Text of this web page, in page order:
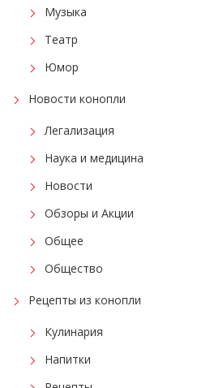
Музыка
Театр
Юмор
Новости конопли
Легализация
Наука и медицина
Новости
Обзоры и Акции
Общее
Общество
Рецепты из конопли
Кулинария
Напитки